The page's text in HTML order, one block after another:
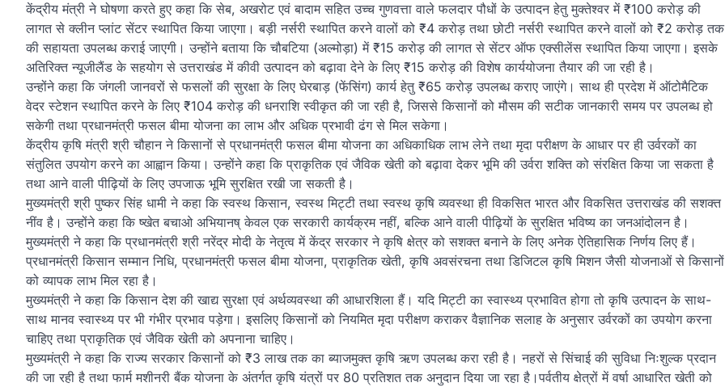
केंद्रीय मंत्री ने घोषणा करते हुए कहा कि सेब, अखरोट एवं बादाम सहित उच्च गुणवत्ता वाले फलदार पौधों के उत्पादन हेतु मुक्तेश्वर में ₹100 करोड़ की
लागत से क्लीन प्लांट सेंटर स्थापित किया जाएगा। बड़ी नर्सरी स्थापित करने वालों को ₹4 करोड़ तथा छोटी नर्सरी स्थापित करने वालों को ₹2 करोड़ तक
की सहायता उपलब्ध कराई जाएगी। उन्होंने बताया कि चौबटिया (अल्मोड़ा) में ₹15 करोड़ की लागत से सेंटर ऑफ एक्सीलेंस स्थापित किया जाएगा। इसके
अतिरिक्त न्यूजीलैंड के सहयोग से उत्तराखंड में कीवी उत्पादन को बढ़ावा देने के लिए ₹15 करोड़ की विशेष कार्ययोजना तैयार की जा रही है।
उन्होंने कहा कि जंगली जानवरों से फसलों की सुरक्षा के लिए घेरबाड़ (फेंसिंग) कार्य हेतु ₹65 करोड़ उपलब्ध कराए जाएंगे। साथ ही प्रदेश में ऑटोमैटिक
वेदर स्टेशन स्थापित करने के लिए ₹104 करोड़ की धनराशि स्वीकृत की जा रही है, जिससे किसानों को मौसम की सटीक जानकारी समय पर उपलब्ध हो
सकेगी तथा प्रधानमंत्री फसल बीमा योजना का लाभ और अधिक प्रभावी ढंग से मिल सकेगा।
केंद्रीय कृषि मंत्री श्री चौहान ने किसानों से प्रधानमंत्री फसल बीमा योजना का अधिकाधिक लाभ लेने तथा मृदा परीक्षण के आधार पर ही उर्वरकों का
संतुलित उपयोग करने का आह्वान किया। उन्होंने कहा कि प्राकृतिक एवं जैविक खेती को बढ़ावा देकर भूमि की उर्वरा शक्ति को संरक्षित किया जा सकता है
तथा आने वाली पीढ़ियों के लिए उपजाऊ भूमि सुरक्षित रखी जा सकती है।
मुख्यमंत्री श्री पुष्कर सिंह धामी ने कहा कि स्वस्थ किसान, स्वस्थ मिट्टी तथा स्वस्थ कृषि व्यवस्था ही विकसित भारत और विकसित उत्तराखंड की सशक्त
नींव है। उन्होंने कहा कि ष्खेत बचाओ अभियानष् केवल एक सरकारी कार्यक्रम नहीं, बल्कि आने वाली पीढ़ियों के सुरक्षित भविष्य का जनआंदोलन है।
मुख्यमंत्री ने कहा कि प्रधानमंत्री श्री नरेंद्र मोदी के नेतृत्व में केंद्र सरकार ने कृषि क्षेत्र को सशक्त बनाने के लिए अनेक ऐतिहासिक निर्णय लिए हैं।
प्रधानमंत्री किसान सम्मान निधि, प्रधानमंत्री फसल बीमा योजना, प्राकृतिक खेती, कृषि अवसंरचना तथा डिजिटल कृषि मिशन जैसी योजनाओं से किसानों
को व्यापक लाभ मिल रहा है।
मुख्यमंत्री ने कहा कि किसान देश की खाद्य सुरक्षा एवं अर्थव्यवस्था की आधारशिला हैं। यदि मिट्टी का स्वास्थ्य प्रभावित होगा तो कृषि उत्पादन के साथ-
साथ मानव स्वास्थ्य पर भी गंभीर प्रभाव पड़ेगा। इसलिए किसानों को नियमित मृदा परीक्षण कराकर वैज्ञानिक सलाह के अनुसार उर्वरकों का उपयोग करना
चाहिए तथा प्राकृतिक एवं जैविक खेती को अपनाना चाहिए।
मुख्यमंत्री ने कहा कि राज्य सरकार किसानों को ₹3 लाख तक का ब्याजमुक्त कृषि ऋण उपलब्ध करा रही है। नहरों से सिंचाई की सुविधा निःशुल्क प्रदान
की जा रही है तथा फार्म मशीनरी बैंक योजना के अंतर्गत कृषि यंत्रों पर 80 प्रतिशत तक अनुदान दिया जा रहा है।पर्वतीय क्षेत्रों में वर्षा आधारित खेती को